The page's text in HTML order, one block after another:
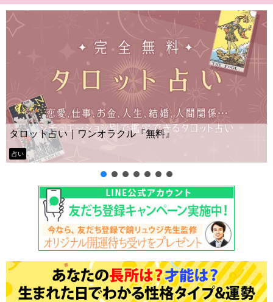
Yes No占い｜無料タロット◆私の質問の
ー？